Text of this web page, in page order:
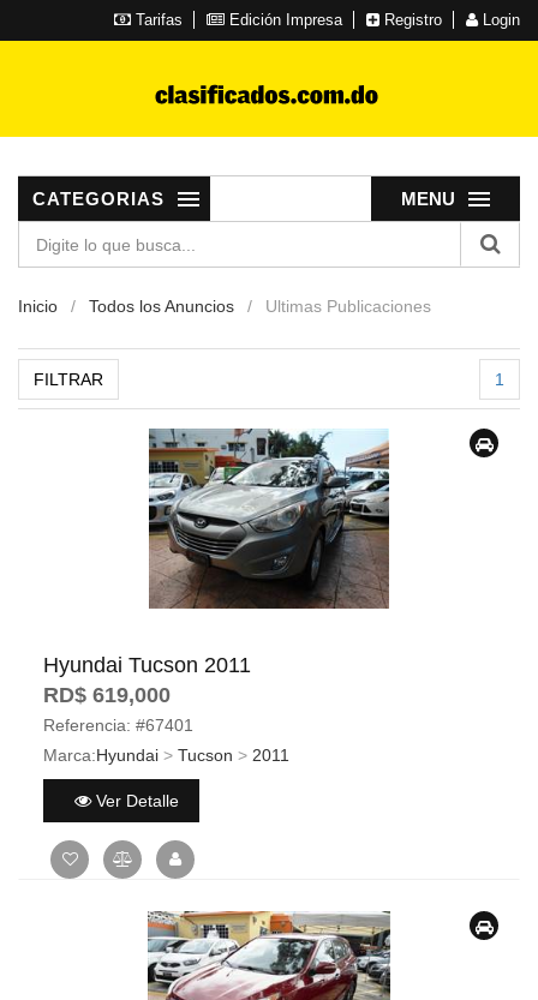
Tarifas Edición Impresa Registro Login
MENU
CATEGORIAS
Inicio Todos los Anuncios Ultimas Publicaciones
FILTRAR 1
Hyundai Tucson 2011
RD$ 619,000
Referencia: #67401
Marca:Hyundai > Tucson > 2011
Ver Detalle